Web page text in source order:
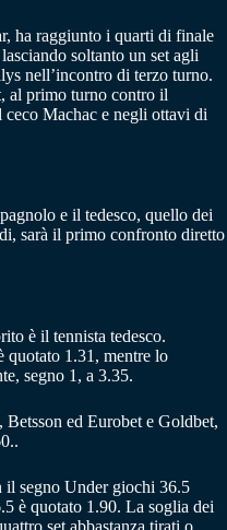
ha raggiunto i quarti di finale
soltanto un set agli
nell’incontro di terzo turno.
al primo turno contro il
Machac e negli ottavi di
e il tedesco, quello dei
sarà il primo confronto diretto
è il tennista tedesco.
quotato 1.31, mentre lo
segno 1, a 3.35.
ed Eurobet e Goldbet,
il segno Under giochi 36.5
è quotato 1.90. La soglia dei